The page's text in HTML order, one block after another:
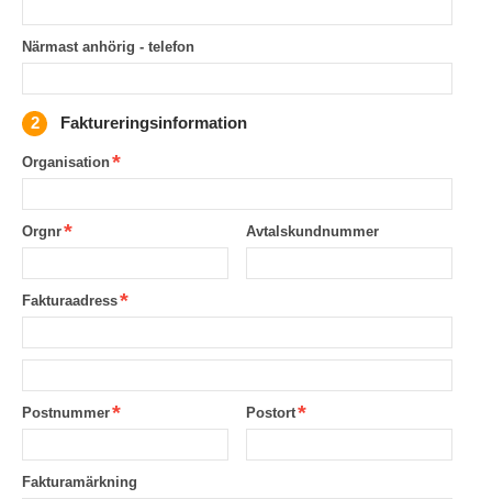
Närmast anhörig - telefon
Faktureringsinformation
Organisation
Orgnr Avtalskundnummer
Fakturaadress
Postnummer Postort
Fakturamärkning